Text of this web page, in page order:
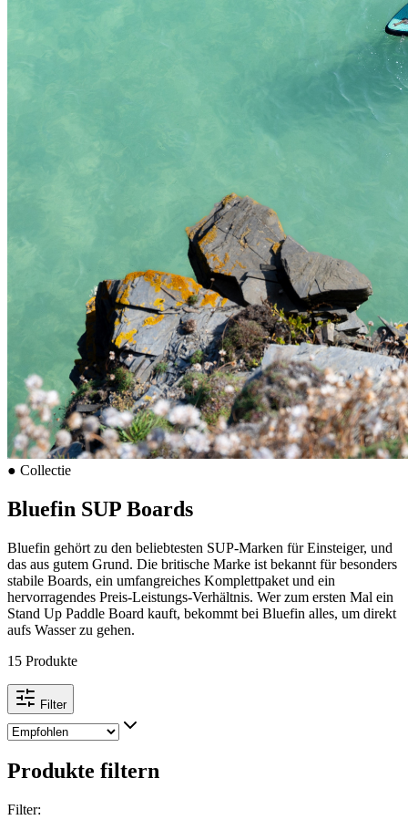
● Collectie
Bluefin SUP Boards
Bluefin gehört zu den beliebtesten SUP-Marken für Einsteiger, und
das aus gutem Grund. Die britische Marke ist bekannt für besonders
stabile Boards, ein umfangreiches Komplettpaket und ein
hervorragendes Preis-Leistungs-Verhältnis. Wer zum ersten Mal ein
Stand Up Paddle Board kauft, bekommt bei Bluefin alles, um direkt
aufs Wasser zu gehen.
15 Produkte
Filter
Produkte filtern
Filter: